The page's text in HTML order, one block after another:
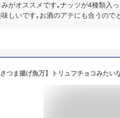
がオススメです｡ナッツが4種類入
しいです｡お酒のアテにも合うので
さつま揚げ魚万】トリュフチョコみた